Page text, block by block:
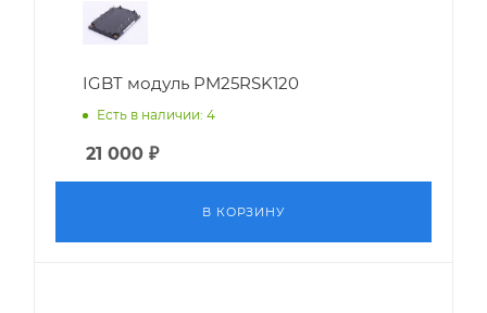
IGBT модуль PM25RSK120
Есть в наличии: 4
21 000 ₽
В КОРЗИНУ